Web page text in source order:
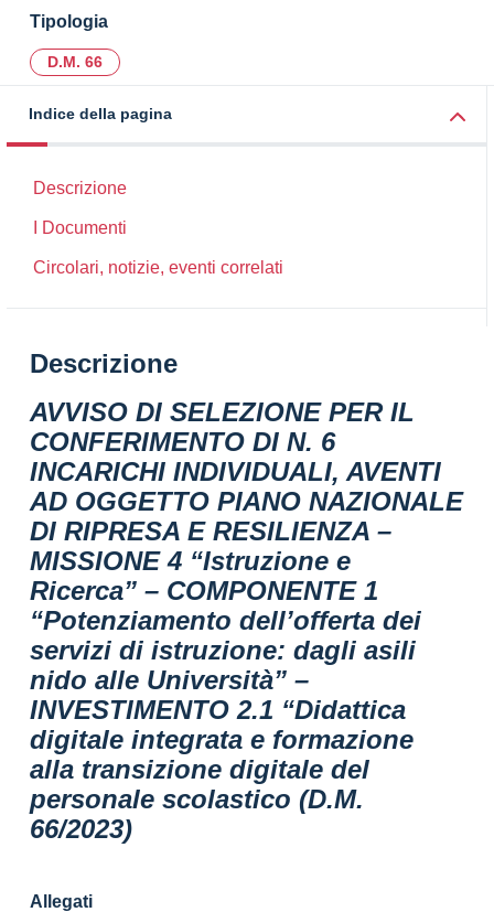
Tipologia
D.M. 66
Indice della pagina
Descrizione
I Documenti
Circolari, notizie, eventi correlati
Descrizione
AVVISO DI SELEZIONE PER IL
CONFERIMENTO DI N. 6
INCARICHI INDIVIDUALI, AVENTI
AD OGGETTO PIANO NAZIONALE
DI RIPRESA E RESILIENZA –
MISSIONE 4 “Istruzione e
Ricerca” – COMPONENTE 1
“Potenziamento dell’offerta dei
servizi di istruzione: dagli asili
nido alle Università” –
INVESTIMENTO 2.1 “Didattica
digitale integrata e formazione
alla transizione digitale del
personale scolastico (D.M.
66/2023)
Allegati